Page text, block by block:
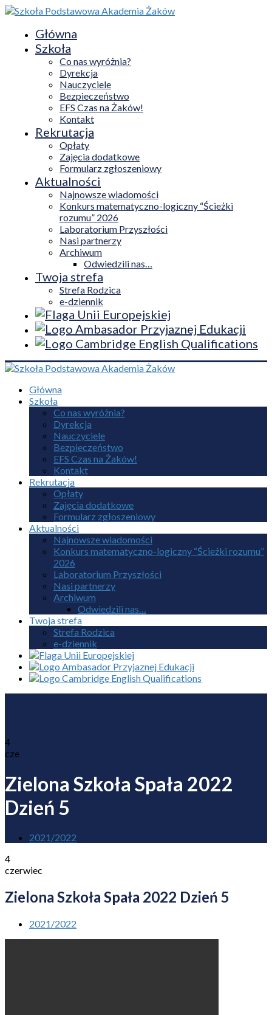
Główna
Szkoła
Co nas wyróżnia?
Dyrekcja
Nauczyciele
Bezpieczeństwo
EFS Czas na Żaków!
Kontakt
Rekrutacja
Opłaty
Zajęcia dodatkowe
Formularz zgłoszeniowy
Aktualności
Najnowsze wiadomości
Konkurs matematyczno-logiczny “Ścieżki
rozumu” 2026
Laboratorium Przyszłości
Nasi partnerzy
Archiwum
Odwiedzili nas…
Twoja strefa
Strefa Rodzica
e-dziennik
Główna
Szkoła
Co nas wyróżnia?
Dyrekcja
Nauczyciele
Bezpieczeństwo
EFS Czas na Żaków!
Kontakt
Rekrutacja
Opłaty
Zajęcia dodatkowe
Formularz zgłoszeniowy
Aktualności
Najnowsze wiadomości
Konkurs matematyczno-logiczny “Ścieżki rozumu”
2026
Laboratorium Przyszłości
Nasi partnerzy
Archiwum
Odwiedzili nas…
Twoja strefa
Strefa Rodzica
e-dziennik
4
cze
Zielona Szkoła Spała 2022
Dzień 5
2021/2022
4
czerwiec
Zielona Szkoła Spała 2022 Dzień 5
2021/2022